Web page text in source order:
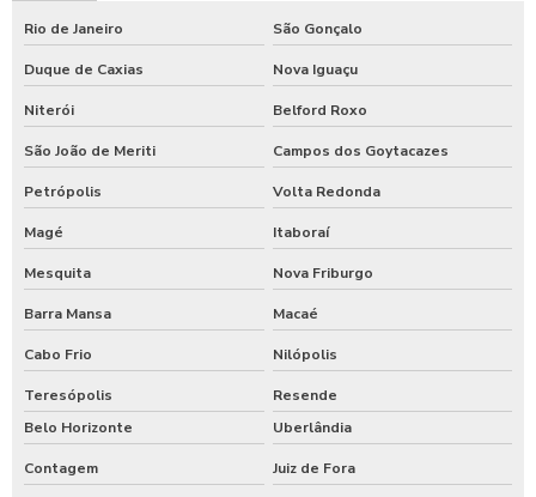
Rio de Janeiro São Gonçalo
Duque de Caxias Nova Iguaçu
Niterói Belford Roxo
São João de Meriti Campos dos Goytacazes
Petrópolis Volta Redonda
Magé Itaboraí
Mesquita Nova Friburgo
Barra Mansa Macaé
Cabo Frio Nilópolis
Teresópolis
Resende
Belo Horizonte
Uberlândia
Contagem Juiz de Fora